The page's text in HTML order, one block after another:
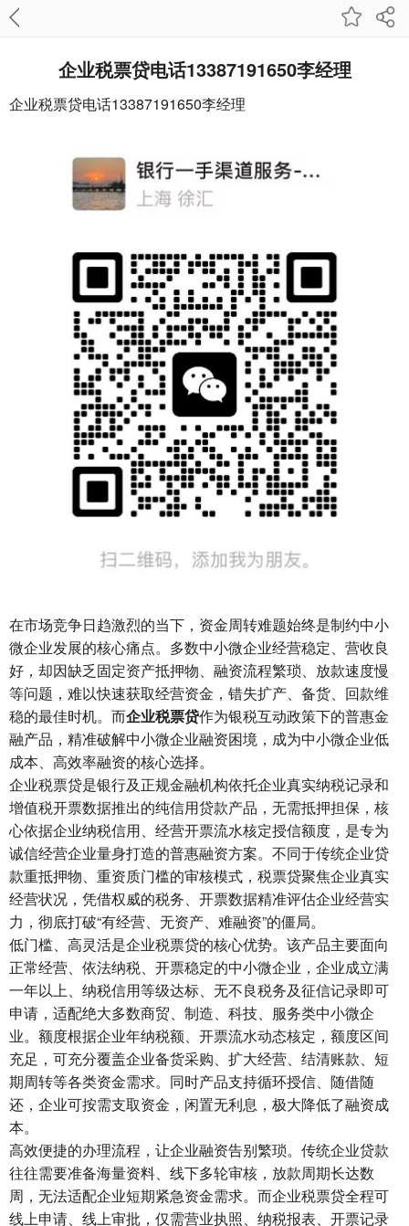
企业税票贷电话13387191650李经理
企业税票贷电话13387191650李经理
在市场竞争日趋激烈的当下，资金周转难题始终是制约中小
微企业发展的核心痛点。多数中小微企业经营稳定、营收良
好，却因缺乏固定资产抵押物、融资流程繁琐、放款速度慢
等问题，难以快速获取经营资金，错失扩产、备货、回款维
稳的最佳时机。而企业税票贷作为银税互动政策下的普惠金
融产品，精准破解中小微企业融资困境，成为中小微企业低
成本、高效率融资的核心选择。
企业税票贷是银行及正规金融机构依托企业真实纳税记录和
增值税开票数据推出的纯信用贷款产品，无需抵押担保，核
心依据企业纳税信用、经营开票流水核定授信额度，是专为
诚信经营企业量身打造的普惠融资方案。不同于传统企业贷
款重抵押物、重资质门槛的审核模式，税票贷聚焦企业真实
经营状况，凭借权威的税务、开票数据精准评估企业经营实
力，彻底打破“有经营、无资产、难融资”的僵局。
低门槛、高灵活是企业税票贷的核心优势。该产品主要面向
正常经营、依法纳税、开票稳定的中小微企业，企业成立满
一年以上、纳税信用等级达标、无不良税务及征信记录即可
申请，适配绝大多数商贸、制造、科技、服务类中小微企
业。额度根据企业年纳税额、开票流水动态核定，额度区间
充足，可充分覆盖企业备货采购、扩大经营、结清账款、短
期周转等各类资金需求。同时产品支持循环授信、随借随
还，企业可按需支取资金，闲置无利息，极大降低了融资成
本。
高效便捷的办理流程，让企业融资告别繁琐。传统企业贷款
往往需要准备海量资料、线下多轮审核，放款周期长达数
周，无法适配企业短期紧急资金需求。而企业税票贷全程可
线上申请、线上审批，仅需营业执照、纳税报表、开票记录